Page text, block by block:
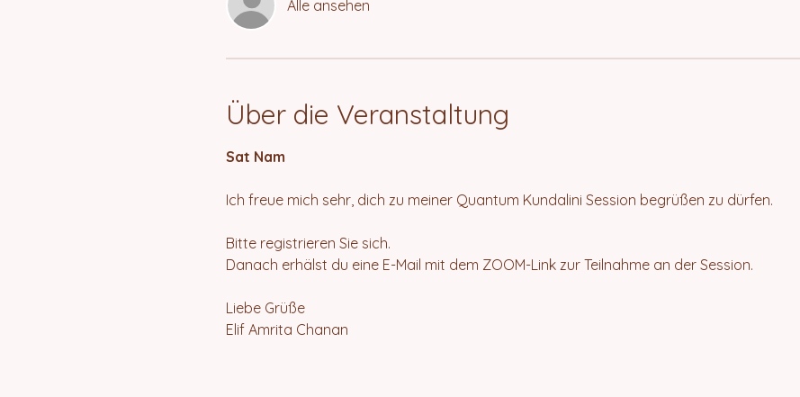
Alle ansehen
Über die Veranstaltung
Sat Nam
Ich freue mich sehr, dich zu meiner Quantum Kundalini Session begrüßen zu dürfen.
Bitte registrieren Sie sich.
Danach erhälst du eine E-Mail mit dem ZOOM-Link zur Teilnahme an der Session.
Liebe Grüße
Elif Amrita Chanan